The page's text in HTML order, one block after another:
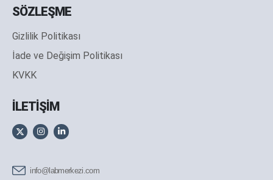
SÖZLEŞME
Gizlilik Politikası
İade ve Değişim Politikası
KVKK
İLETİŞİM
info@labmerkezi.com